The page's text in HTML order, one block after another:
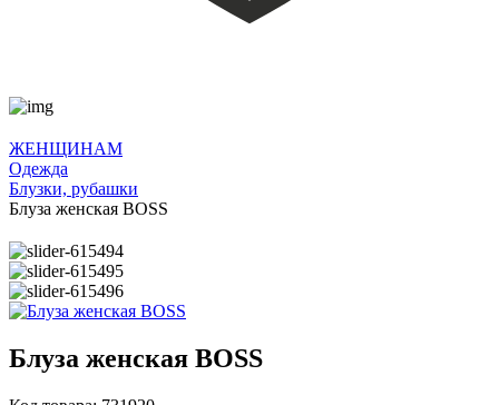
ЖЕНЩИНАМ
Одежда
Блузки, рубашки
Блуза женская BOSS
Блуза женская BOSS